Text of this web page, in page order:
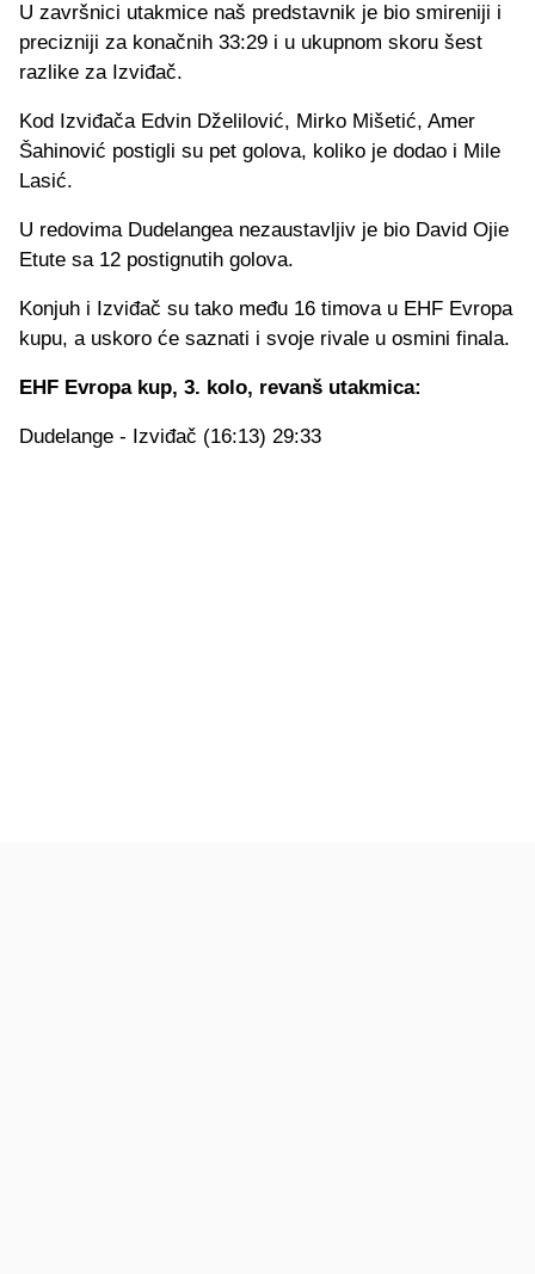
U završnici utakmice naš predstavnik je bio smireniji i
precizniji za konačnih 33:29 i u ukupnom skoru šest
razlike za Izviđač.
Kod Izviđača Edvin Dželilović, Mirko Mišetić, Amer
Šahinović postigli su pet golova, koliko je dodao i Mile
Lasić.
U redovima Dudelangea nezaustavljiv je bio David Ojie
Etute sa 12 postignutih golova.
Konjuh i Izviđač su tako među 16 timova u EHF Evropa
kupu, a uskoro će saznati i svoje rivale u osmini finala.
EHF Evropa kup, 3. kolo, revanš utakmica:
Dudelange - Izviđač (16:13) 29:33